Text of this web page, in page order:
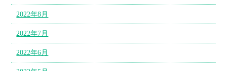
2022年8月
2022年7月
2022年6月